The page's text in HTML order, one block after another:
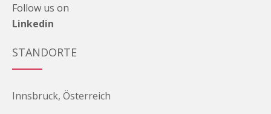
Follow us on
Linkedin
STANDORTE
Innsbruck, Österreich